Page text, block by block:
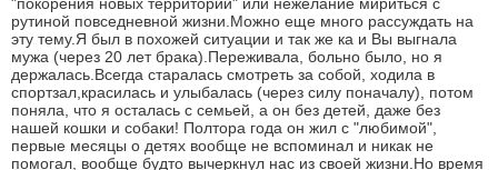
"покорения новых территорий" или нежелание мириться с
рутиной повседневной жизни.Можно еще много рассуждать на
эту тему.Я был в похожей ситуации и так же ка и Вы выгнала
мужа (через 20 лет брака).Переживала, больно было, но я
держалась.Всегда старалась смотреть за собой, ходила в
спортзал,красилась и улыбалась (через силу поначалу), потом
поняла, что я осталась с семьей, а он без детей, даже без
нашей кошки и собаки! Полтора года он жил с "любимой",
первые месяцы о детях вообще не вспоминал и никак не
помогал, вообще будто вычеркнул нас из своей жизни.Но время